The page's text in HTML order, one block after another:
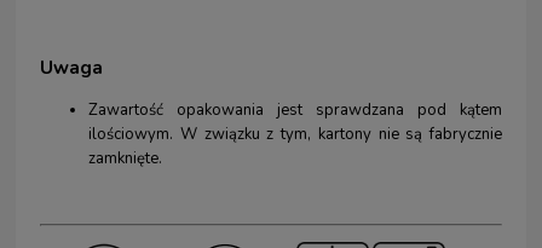
Uwaga
Zawartość opakowania jest sprawdzana pod kątem
ilościowym. W związku z tym, kartony nie są fabrycznie
zamknięte.